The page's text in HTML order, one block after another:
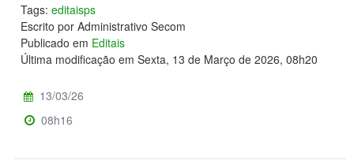
Tags: editaisps
Escrito por Administrativo Secom
Publicado em Editais
Última modificação em Sexta, 13 de Março de 2026, 08h20
13/03/26
08h16